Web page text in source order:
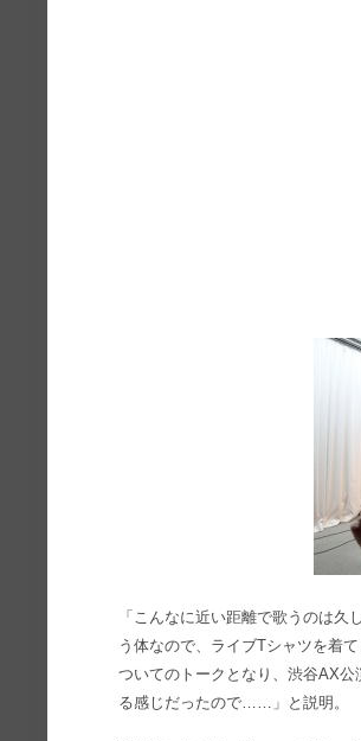
「こんなに近い距離で歌うのは
う体なので、ライブTシャツを着
ついてのトークとなり、渋谷AX
る感じだったので……」と説明。